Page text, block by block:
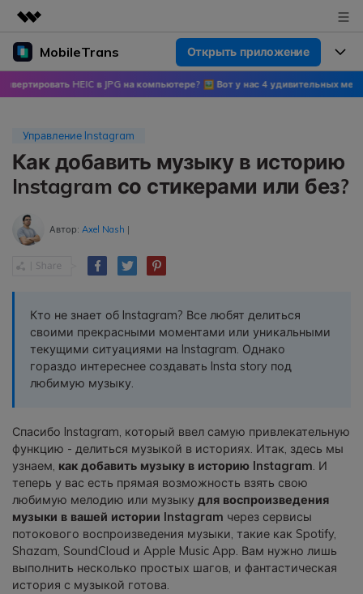
Рекомендуемые продукты
Цифровая креативность AIGC
Бизнес
О нас
Новости
Покупка
MobileTrans Открыть приложение
Продукты
ПК
Перенос данных WhatsApp
Переносите данные WhatsApp со
WhatsApp и других социальных
приложений на ПК и
Перенос данных смартфона
Передавайте сообщения,
фотографии, видео и многое
Резервное копирование и
восстановление
Создавайте резервные копии для
18+ типов данных и данных
WhatsApp на ПК. С легкостью
восстанавливайте резервные
копии.
Цены
Цены для версий Windows
Цены для Android
Скидки до 50%
Центр поддержки
Блог
Популярные темы
Конкурсы и мероприятия
Узнайте больше
Скачать
HEIC в JPG на компьютере? 🖼 Вот у нас 4 удивительных метода! 🍀
Управление Instagram
Как добавить музыку в историю
Instagram со стикерами или без?
Автор:Axel Nash |
Кто не знает об Instagram? Все любят делиться
своими прекрасными моментами или уникальными
текущими ситуациями на Instagram. Однако
гораздо интереснее создавать Insta story под
любимую музыку.
Спасибо Instagram, который ввел самую привлекательную
функцию - делиться музыкой в историях. Итак, здесь мы
узнаем, как добавить музыку в историю Instagram . И
теперь у вас есть прямая возможность взять свою
любимую мелодию или музыку для воспроизведения
музыки в вашей истории Instagram через сервисы
потокового воспроизведения музыки, такие как Spotify,
Shazam, SoundCloud и Apple Music App. Вам нужно лишь
выполнить несколько простых шагов, и фантастическая
история с музыкой готова.